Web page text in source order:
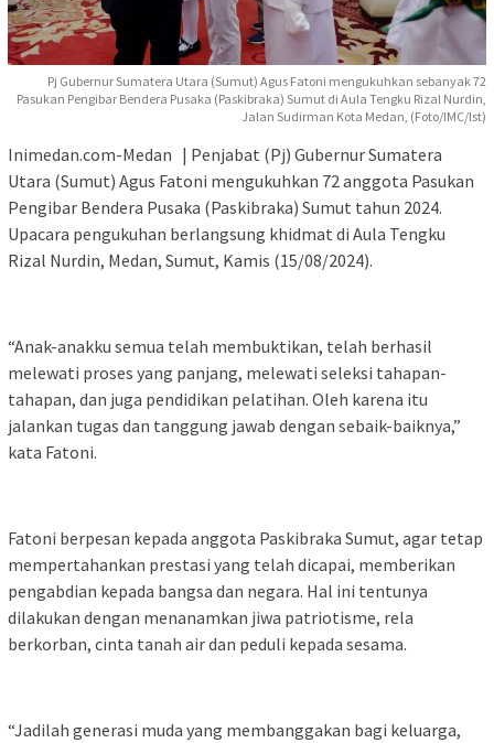
Pj Gubernur Sumatera Utara (Sumut) Agus Fatoni mengukuhkan sebanyak 72
Pasukan Pengibar Bendera Pusaka (Paskibraka) Sumut di Aula Tengku Rizal Nurdin,
Jalan Sudirman Kota Medan, (Foto/IMC/Ist)
Inimedan.com-Medan | Penjabat (Pj) Gubernur Sumatera
Utara (Sumut) Agus Fatoni mengukuhkan 72 anggota Pasukan
Pengibar Bendera Pusaka (Paskibraka) Sumut tahun 2024.
Upacara pengukuhan berlangsung khidmat di Aula Tengku
Rizal Nurdin, Medan, Sumut, Kamis (15/08/2024).
“Anak-anakku semua telah membuktikan, telah berhasil
melewati proses yang panjang, melewati seleksi tahapan-
tahapan, dan juga pendidikan pelatihan. Oleh karena itu
jalankan tugas dan tanggung jawab dengan sebaik-baiknya,”
kata Fatoni.
Fatoni berpesan kepada anggota Paskibraka Sumut, agar tetap
mempertahankan prestasi yang telah dicapai, memberikan
pengabdian kepada bangsa dan negara. Hal ini tentunya
dilakukan dengan menanamkan jiwa patriotisme, rela
berkorban, cinta tanah air dan peduli kepada sesama.
“Jadilah generasi muda yang membanggakan bagi keluarga,